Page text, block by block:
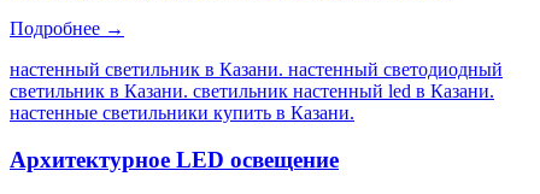
Подробнее →
настенный светильник в Казани. настенный светодиодный
светильник в Казани. светильник настенный led в Казани.
настенные светильники купить в Казани.
Архитектурное LED освещение